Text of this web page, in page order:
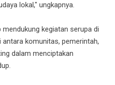
lokal," ungkapnya.
mendukung kegiatan serupa di
komunitas, pemerintah,
dalam menciptakan